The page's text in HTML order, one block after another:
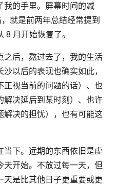
我的手里。屏幕时间的减
就是前两年总结经常提到
8 月开始恢复了。
之后，熬过去了，我的生活
以后的表现也确实如此，
正视当前的问题的话）、也
解决延后到某时刻）、也许
解决的担忧），也有可能这
下。远期的东西依旧是虚
开始。不放过每一天，但
是比其他日子更重要或更